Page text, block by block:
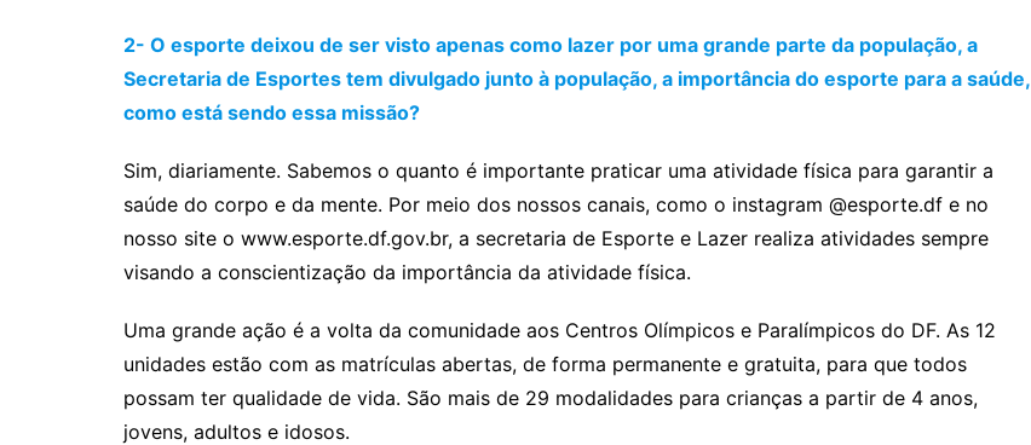
2- O esporte deixou de ser visto apenas como lazer por uma grande parte da população, a
Secretaria de Esportes tem divulgado junto à população, a importância do esporte para a saúde,
como está sendo essa missão?
Sim, diariamente. Sabemos o quanto é importante praticar uma atividade física para garantir a
saúde do corpo e da mente. Por meio dos nossos canais, como o instagram @esporte.df e no
nosso site o www.esporte.df.gov.br, a secretaria de Esporte e Lazer realiza atividades sempre
visando a conscientização da importância da atividade física.
Uma grande ação é a volta da comunidade aos Centros Olímpicos e Paralímpicos do DF. As 12
unidades estão com as matrículas abertas, de forma permanente e gratuita, para que todos
possam ter qualidade de vida. São mais de 29 modalidades para crianças a partir de 4 anos,
jovens, adultos e idosos.